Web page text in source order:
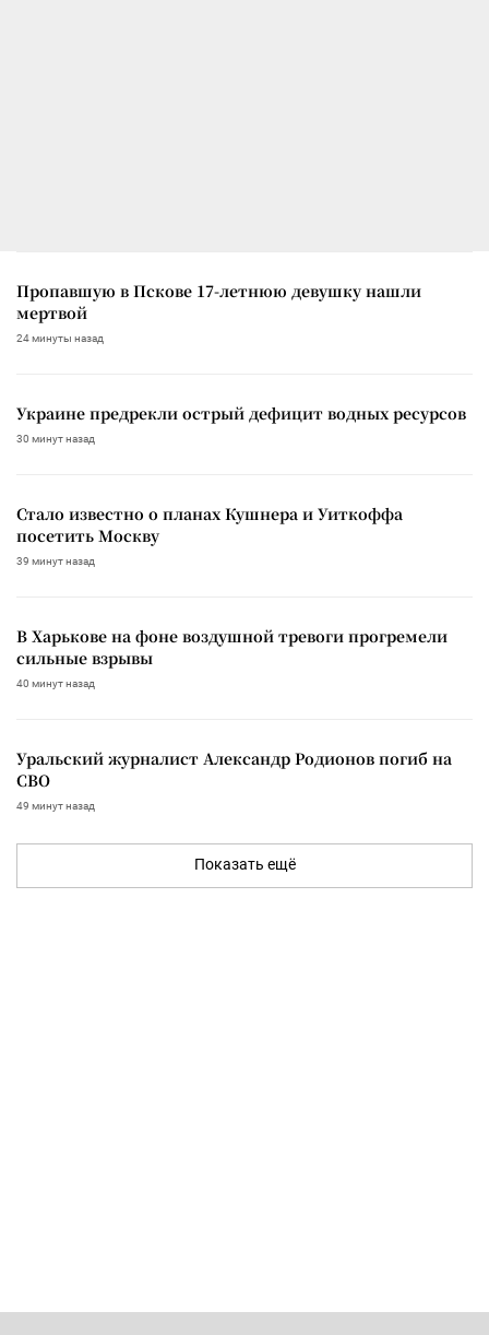
Пропавшую в Пскове 17-летнюю девушку нашли
мертвой
24 минуты назад
Украине предрекли острый дефицит водных ресурсов
30 минут назад
Стало известно о планах Кушнера и Уиткоффа
посетить Москву
39 минут назад
В Харькове на фоне воздушной тревоги прогремели
сильные взрывы
40 минут назад
Уральский журналист Александр Родионов погиб на
СВО
49 минут назад
Показать ещё